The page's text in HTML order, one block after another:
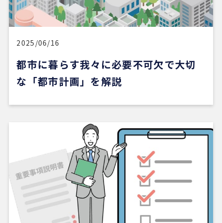
すいのがよかったです。
一方で、自分が望む物件像がまだ明確でない人や、
うまく検索できない人にとっては、REDSだけで良
い物件に出会うのは少し難しいかもしれません。
ただ、そういう場合でも、結局は良い不動産会社や
くいと思います。
な物件を見て勉強し、ある程度判断できる状態にな
担当の山崎一さん対応がスムーズで、とても安心感
がありました。こちらが気になることや質問にも毎
回正確に答えていただけただけでなく、自分では気
づいていなかった点まで補足して教えてくださり、
終始安心してお任せできました。
2025/06/16
都市に暮らす我々に必要不可欠で大切
な「都市計画」を解説